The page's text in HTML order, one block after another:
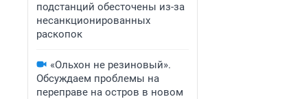
подстанций обесточены из-за
несанкционированных
раскопок
«Ольхон не резиновый».
Обсуждаем проблемы на
переправе на остров в новом